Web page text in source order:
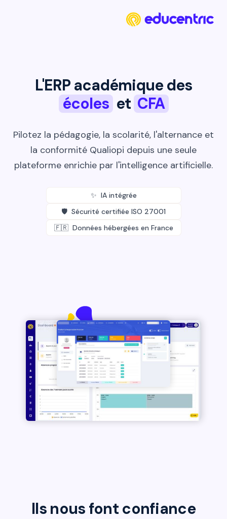
L'ERP académique des
écoleset CFA
Pilotez la pédagogie, la scolarité, l'alternance et
la conformité Qualiopi depuis une seule
plateforme enrichie par l'intelligence artificielle.
✨ IA intégrée
🛡 Sécurité certifiée ISO 27001
🇫🇷 Données hébergées en France
Ils nous font confiance